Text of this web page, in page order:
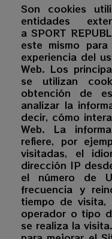
Son cookies
entidades
a SPORT
este mismo
experiencia del
Web. Los
se utilizan
obtención de
analizar la
decir, cómo
Web. La
refiere, por
visitadas, el
dirección IP
el número de
frecuencia y
tiempo de visita,
operador o tipo
se realiza la